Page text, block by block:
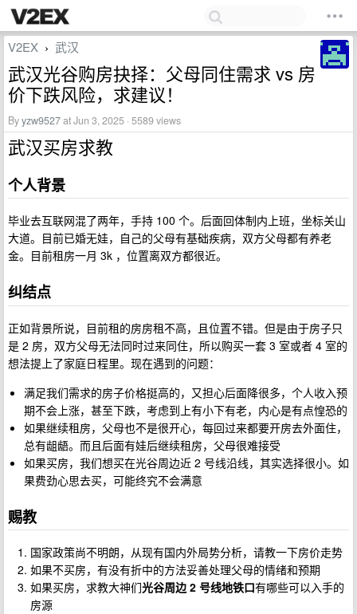
V2EX › 武汉
武汉光谷购房抉择：父母同住需求 vs 房
价下跌风险，求建议！
Byyzw9527at Jun 3, 2025 · 5589 views
武汉买房求教
个人背景
毕业去互联网混了两年，手持 100 个。后面回体制内上班，坐标关山
大道。目前已婚无娃，自己的父母有基础疾病，双方父母都有养老
金。目前租房一月 3k ，位置离双方都很近。
纠结点
正如背景所说，目前租的房房租不高，且位置不错。但是由于房子只
是 2 房，双方父母无法同时过来同住，所以购买一套 3 室或者 4 室的
想法提上了家庭日程里。现在遇到的问题：
满足我们需求的房子价格挺高的，又担心后面降很多，个人收入预
期不会上涨，甚至下跌，考虑到上有小下有老，内心是有点惶恐的
如果继续租房，父母也不是很开心，每回过来都要开房去外面住，
总有龃龉。而且后面有娃后继续租房，父母很难接受
如果买房，我们想买在光谷周边近 2 号线沿线，其实选择很小。如
果费劲心思去买，可能终究不会满意
赐教
国家政策尚不明朗，从现有国内外局势分析，请教一下房价走势
如果不买房，有没有折中的方法妥善处理父母的情绪和预期
如果买房，求教大神们光谷周边 2 号线地铁口有哪些可以入手的
房源